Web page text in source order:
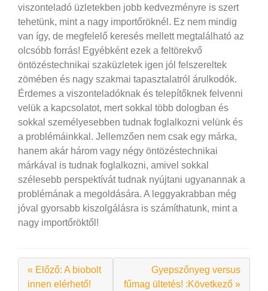
viszonteladó üzletekben jobb kedvezményre is szert
tehetünk, mint a nagy importőröknél. Ez nem mindig
van így, de megfelelő keresés mellett megtalálható az
olcsóbb forrás! Egyébként ezek a feltörekvő
öntözéstechnikai szaküzletek igen jól felszereltek
zömében és nagy szakmai tapasztalatról árulkodók.
Érdemes a viszonteladóknak és telepítőknek felvenni
velük a kapcsolatot, mert sokkal több dologban és
sokkal személyesebben tudnak foglalkozni velünk és
a problémáinkkal. Jellemzően nem csak egy márka,
hanem akár három vagy négy öntözéstechnikai
márkával is tudnak foglalkozni, amivel sokkal
szélesebb perspektívát tudnak nyújtani ugyanannak a
problémának a megoldására. A leggyakrabban még
jóval gyorsabb kiszolgálásra is számíthatunk, mint a
nagy importőröktől!
« Előző: A biobolt
innen elérhető!
Gyepszőnyeg versus
fűmag ültetés! :Következő »